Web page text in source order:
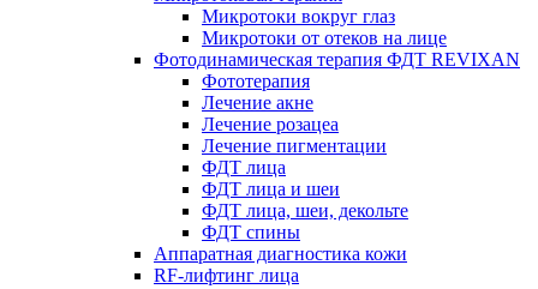
Микротоки вокруг глаз
Микротоки от отеков на лице
Фотодинамическая терапия ФДТ REVIXAN
Фототерапия
Лечение акне
Лечение розацеа
Лечение пигментации
ФДТ лица
ФДТ лица и шеи
ФДТ лица, шеи, декольте
ФДТ спины
Аппаратная диагностика кожи
RF-лифтинг лица